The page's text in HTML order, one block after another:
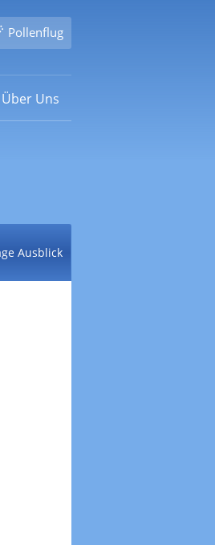
Pollenflug
Über Uns
Ausblick